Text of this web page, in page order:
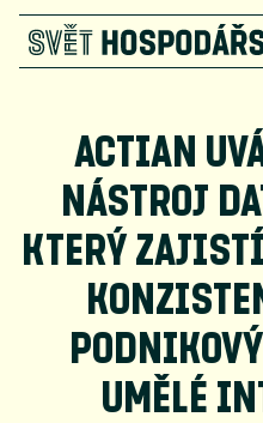
ACTIAN
NÁSTROJ
KTERÝ
UMĚLÉ